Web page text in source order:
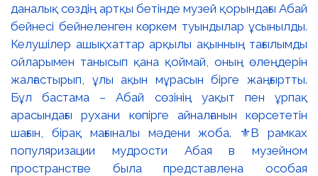
даналық сөздің артқы бетінде музей қорындағы Абай
бейнесі бейнеленген көркем туындылар ұсынылды.
Келушілер ашықхаттар арқылы ақынның тағылымды
ойларымен танысып қана қоймай, оның өлеңдерін
жалғастырып, ұлы ақын мұрасын бірге жаңғыртты.
Бұл бастама – Абай сөзінің уақыт пен ұрпақ
арасындағы рухани көпірге айналғанын көрсететін
шағын, бірақ мағыналы мәдени жоба. ⚜️В рамках
популяризации мудрости Абая в музейном
пространстве была представлена особая